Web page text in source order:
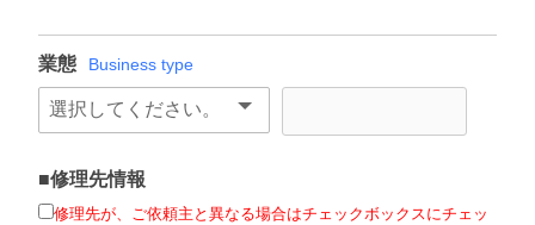
業態 Business type
■修理先情報
修理先が、ご依頼主と異なる場合はチェックボックスにチェッ